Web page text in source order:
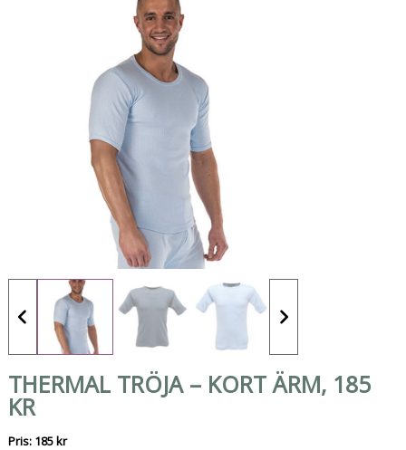
THERMAL TRÖJA – KORT ÄRM, 185
KR
Pris: 185 kr